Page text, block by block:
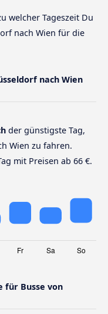
welcher Tageszeit Du
nach Wien für die
nach Wien
der günstigste Tag,
Wien zu fahren.
mit Preisen ab 66 €.
für Busse von